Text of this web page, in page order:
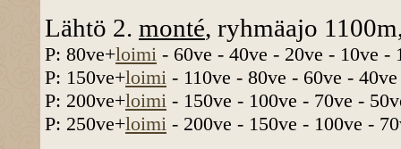
Lähtö 2. monté, ryhmäajo
P: 80ve+loimi - 60ve - 40ve - 20ve - 10ve -
P: 150ve+loimi - 110ve - 80ve - 60ve -
P: 200ve+loimi - 150ve - 100ve - 70ve -
P: 250ve+loimi - 200ve - 150ve - 100ve -